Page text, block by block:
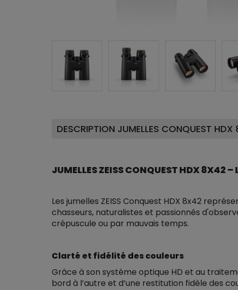
DESCRIPTION JUMELLES CONQUEST
JUMELLES ZEISS CONQUEST HDX 8X42 –
Les jumelles ZEISS Conquest HDX 8x42
chasseurs, naturalistes et passionnés
crépuscule ou par mauvais temps.
Clarté et fidélité des couleurs
Grâce à son système optique HD et au
bord à l’autre et d’une restitution fidèle des